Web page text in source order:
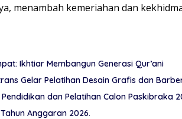
menambah kemeriahan dan
Ikhtiar Membangun Generasi Qur’ani
Gelar Pelatihan Desain Grafis dan
dan Pelatihan Calon Paskibraka
Anggaran 2026.